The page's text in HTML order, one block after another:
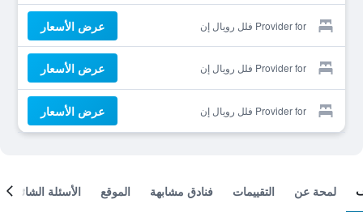
Provider for فلل رويال إن عرض الأسعار
Provider for فلل رويال إن عرض الأسعار
Provider for فلل رويال إن عرض الأسعار
لمحة عن التقييمات فنادق مشابهة الموقع الأسئلة الشائعة